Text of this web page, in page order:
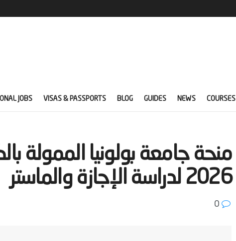
JOBS VISAS & PASSPORTS BLOG GUIDES NEWS COURSES
‫منحة جامعة بولونيا الممولة
2026 لدراسة الإجازة والماستر‬